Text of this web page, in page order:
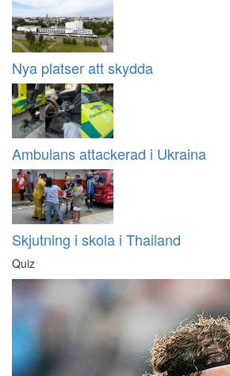
Nya platser att skydda
Ambulans attackerad i Ukraina
Skjutning i skola i Thailand
Quiz